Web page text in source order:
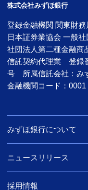
株式会社みずほ銀行
登録金融機関 関東財
日本証券業協会 一般
社団法人第二種金融商
信託契約代理業 登録
号 所属信託会社：み
金融機関コード：0001
みずほ銀行について
ニュースリリース
採用情報